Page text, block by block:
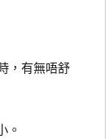
，有無唔舒
。